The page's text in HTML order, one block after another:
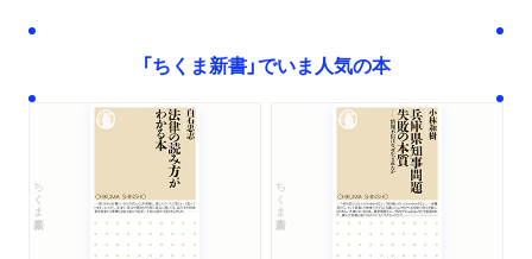
「ちくま新書」でいま人気の本
ちくま新書 ちくま新書